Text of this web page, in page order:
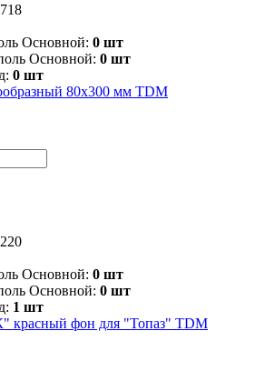
Основной: 0 шт
Основной: 0 шт
0 шт
80х300 мм TDM
Основной: 0 шт
Основной: 0 шт
1 шт
красный фон для "Топаз" TDM